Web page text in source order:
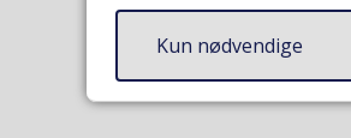
Kun nødvendige